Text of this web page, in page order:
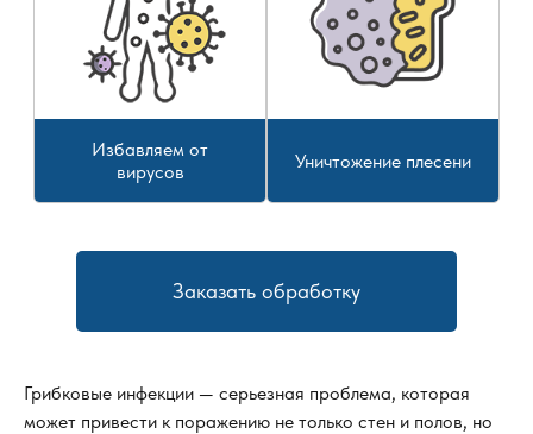
Избавляем от
вирусов
Уничтожение плесени
Заказать обработку
Грибковые инфекции — серьезная проблема, которая
может привести к поражению не только стен и полов, но